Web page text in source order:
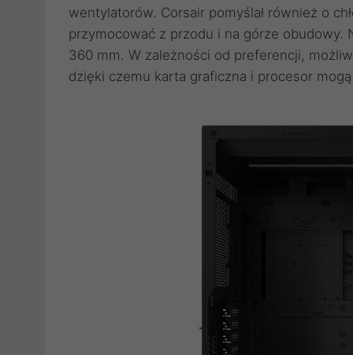
wentylatorów. Corsair pomyślał również o
przymocować z przodu i na górze obudowy.
360 mm. W zależności od preferencji,
dzięki czemu karta graficzna i procesor